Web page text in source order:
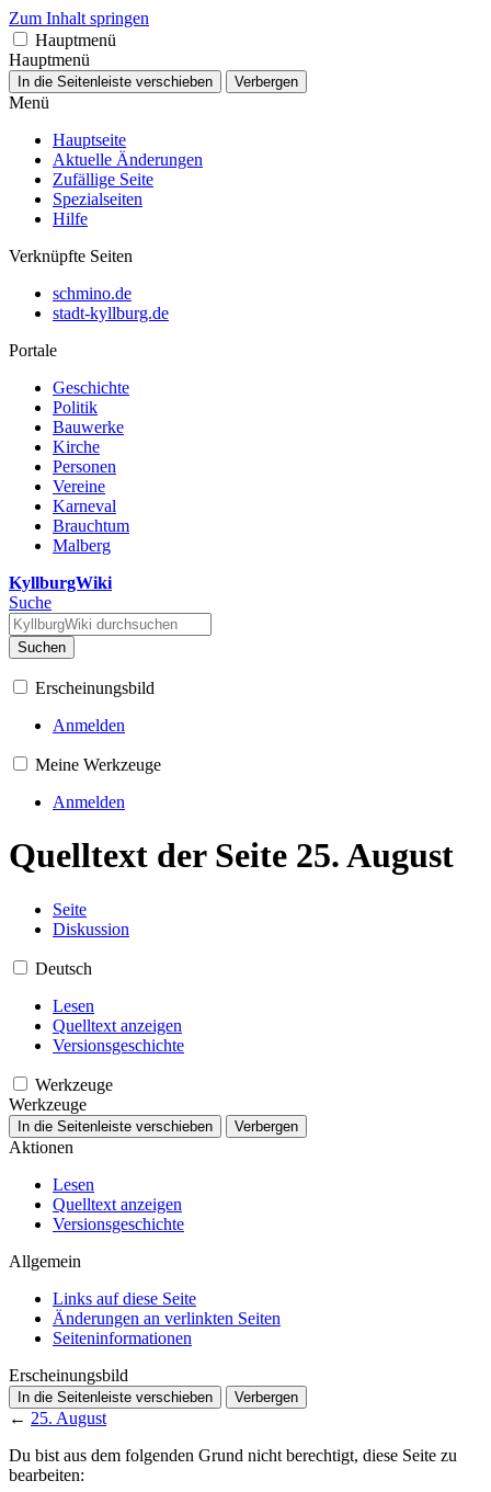
Zum Inhalt springen
Hauptmenü
Hauptmenü
In die Seitenleiste verschieben Verbergen
Menü
Hauptseite
Aktuelle Änderungen
Zufällige Seite
Spezialseiten
Hilfe
Verknüpfte Seiten
schmino.de
stadt-kyllburg.de
Portale
Geschichte
Politik
Bauwerke
Kirche
Personen
Vereine
Karneval
Brauchtum
Malberg
KyllburgWiki
Suche
Suchen
Erscheinungsbild
Anmelden
Meine Werkzeuge
Anmelden
Quelltext der Seite 25. August
Seite
Diskussion
Deutsch
Lesen
Quelltext anzeigen
Versionsgeschichte
Werkzeuge
Werkzeuge
In die Seitenleiste verschieben Verbergen
Aktionen
Lesen
Quelltext anzeigen
Versionsgeschichte
Allgemein
Links auf diese Seite
Änderungen an verlinkten Seiten
Seiten­­informationen
Erscheinungsbild
In die Seitenleiste verschieben Verbergen
← 25. August
Du bist aus dem folgenden Grund nicht berechtigt, diese Seite zu
bearbeiten: